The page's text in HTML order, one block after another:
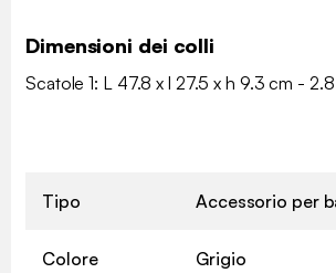
Dimensioni dei colli
Scatole 1: L 47.8 x l 27.5 x h 9.3 cm -
Tipo Accessorio per
Colore Grigio